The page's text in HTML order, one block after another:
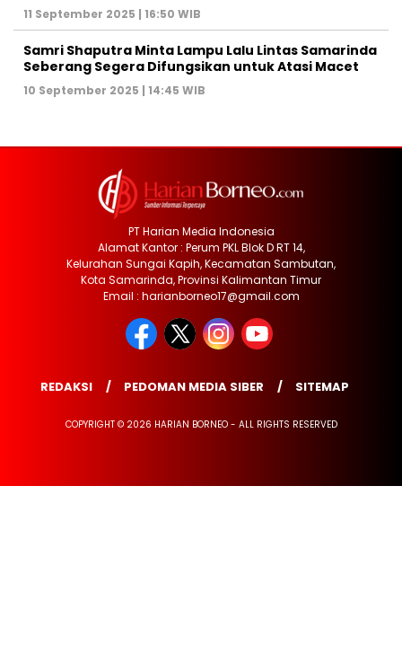
11 September 2025 | 16:50 WIB
Samri Shaputra Minta Lampu Lalu Lintas Samarinda
Seberang Segera Difungsikan untuk Atasi Macet
10 September 2025 | 14:45 WIB
PT Harian Media Indonesia
Alamat Kantor : Perum PKL Blok D RT 14,
Kelurahan Sungai Kapih, Kecamatan Sambutan,
Kota Samarinda, Provinsi Kalimantan Timur
Email : harianborneo17@gmail.com
REDAKSI PEDOMAN MEDIA SIBER SITEMAP
COPYRIGHT © 2026 HARIAN BORNEO - ALL RIGHTS RESERVED